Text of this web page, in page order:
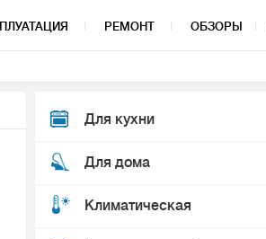
РЕМОНТ ОБЗОРЫ
Для кухни
Для дома
Климатическая